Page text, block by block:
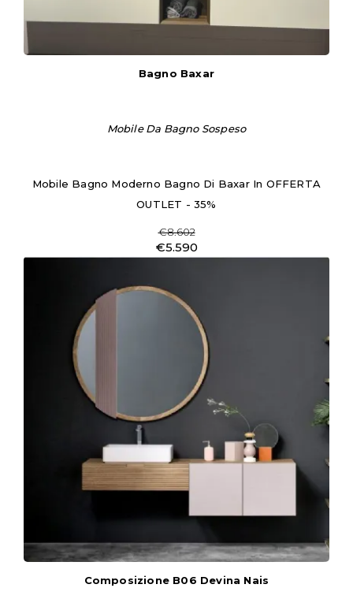
Bagno Baxar
Mobile Da Bagno Sospeso
Mobile Bagno Moderno Bagno Di Baxar In OFFERTA
OUTLET - 35%
€8.602
€5.590
Composizione B06 Devina Nais